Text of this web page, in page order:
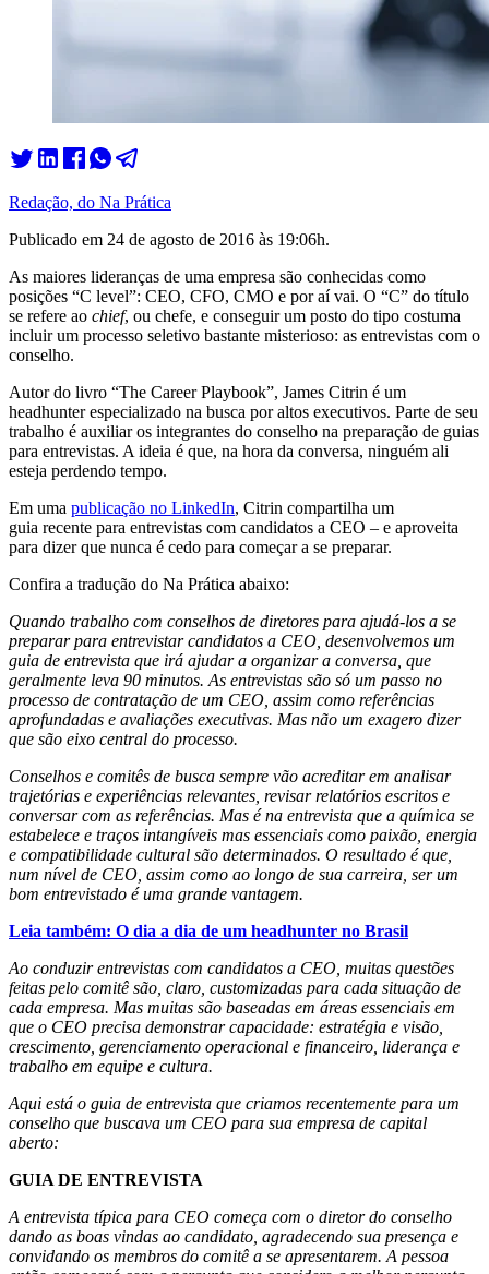
Redação, do Na Prática
Publicado em 24 de agosto de 2016 às 19:06h.
As maiores lideranças de uma empresa são conhecidas como
posições “C level”: CEO, CFO, CMO e por aí vai. O “C” do título
se refere ao chief, ou chefe, e conseguir um posto do tipo costuma
incluir um processo seletivo bastante misterioso: as entrevistas com o
conselho.
Autor do livro “The Career Playbook”, James Citrin é um
headhunter especializado na busca por altos executivos. Parte de seu
trabalho é auxiliar os integrantes do conselho na preparação de guias
para entrevistas. A ideia é que, na hora da conversa, ninguém ali
esteja perdendo tempo.
Em uma publicação no LinkedIn, Citrin compartilha um
guia recente para entrevistas com candidatos a CEO – e aproveita
para dizer que nunca é cedo para começar a se preparar.
Confira a tradução do Na Prática abaixo:
Quando trabalho com conselhos de diretores para ajudá-los a se
preparar para entrevistar candidatos a CEO, desenvolvemos um
guia de entrevista que irá ajudar a organizar a conversa, que
geralmente leva 90 minutos. As entrevistas são só um passo no
processo de contratação de um CEO, assim como referências
aprofundadas e avaliações executivas. Mas não um exagero dizer
que são eixo central do processo.
Conselhos e comitês de busca sempre vão acreditar em analisar
trajetórias e experiências relevantes, revisar relatórios escritos e
conversar com as referências. Mas é na entrevista que a química se
estabelece e traços intangíveis mas essenciais como paixão, energia
e compatibilidade cultural são determinados. O resultado é que,
num nível de CEO, assim como ao longo de sua carreira, ser um
bom entrevistado é uma grande vantagem.
Leia também: O dia a dia de um headhunter no Brasil
Ao conduzir entrevistas com candidatos a CEO, muitas questões
feitas pelo comitê são, claro, customizadas para cada situação de
cada empresa. Mas muitas são baseadas em áreas essenciais em
que o CEO precisa demonstrar capacidade: estratégia e visão,
crescimento, gerenciamento operacional e financeiro, liderança e
trabalho em equipe e cultura.
Aqui está o guia de entrevista que criamos recentemente para um
conselho que buscava um CEO para sua empresa de capital
aberto:
GUIA DE ENTREVISTA
A entrevista típica para CEO começa com o diretor do conselho
dando as boas vindas ao candidato, agradecendo sua presença e
convidando os membros do comitê a se apresentarem. A pessoa